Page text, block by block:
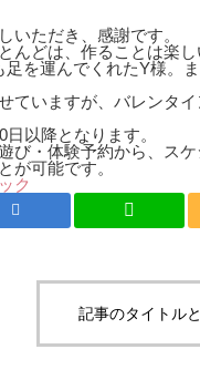
いただき、感謝です。
んどは、作ることは楽
を運んでくれたY様。
ていますが、バレンタ
以降となります。
び・体験予約から、ス
が可能です。
ク
記事のタイトル